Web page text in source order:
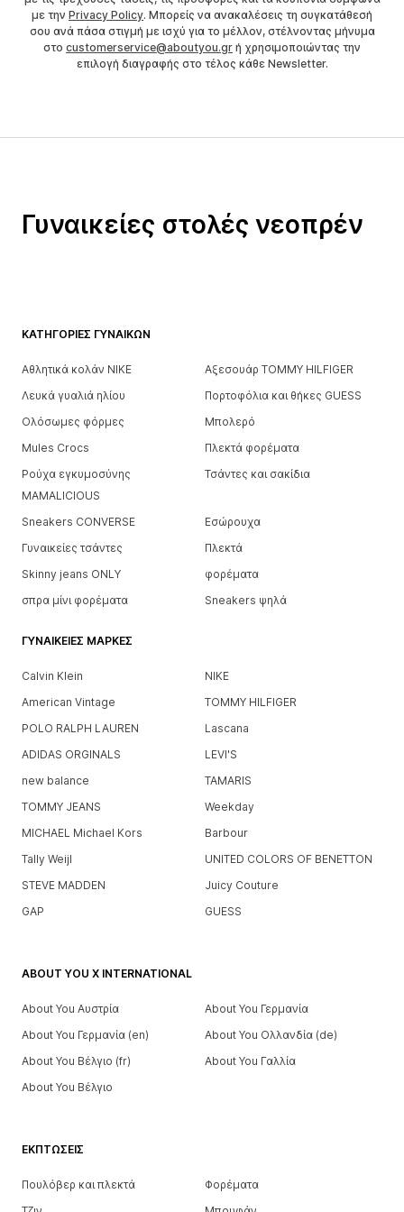
με την Privacy Policy. Μπορείς να ανακαλέσεις τη συγκατάθεσή
σου ανά πάσα στιγμή με ισχύ για το μέλλον, στέλνοντας μήνυμα
στο customerservice@aboutyou.gr ή χρησιμοποιώντας την
επιλογή διαγραφής στο τέλος κάθε Newsletter.
ΚΑΤΗΓΟΡΊΕΣ ΓΥΝΑΙΚΏΝ
Αθλητικά κολάν NIKE
Αξεσουάρ TOMMY HILFIGER
Λευκά γυαλιά ηλίου
Πορτοφόλια και θήκες GUESS
Ολόσωμες φόρμες
Μπολερό
Mules Crocs
Πλεκτά φορέματα
Ρούχα εγκυμοσύνης
MAMALICIOUS
Τσάντες και σακίδια
Sneakers CONVERSE
Εσώρουχα
Γυναικείες τσάντες
Πλεκτά
Skinny jeans ONLY
φορέματα
σπρα μίνι φορέματα
Sneakers ψηλά
ΓΥΝΑΙΚΕΊΕΣ ΜΆΡΚΕΣ
Calvin Klein
NIKE
American Vintage
TOMMY HILFIGER
POLO RALPH LAUREN
Lascana
ADIDAS ORGINALS
LEVI'S
new balance
TAMARIS
TOMMY JEANS
Weekday
MICHAEL Michael Kors
Barbour
Tally Weijl
UNITED COLORS OF BENETTON
STEVE MADDEN
Juicy Couture
GAP
GUESS
ΕΚΠΤΏΣΕΙΣ
Πουλόβερ και πλεκτά
Φορέματα
Γυναικείες στολές νεοπρέν
ABOUT YOU X INTERNATIONAL
About You Αυστρία
About You Γερμανία
About You Γερμανία (en)
About You Ολλανδία (de)
About You Βέλγιο (fr)
About You Γαλλία
About You Βέλγιο